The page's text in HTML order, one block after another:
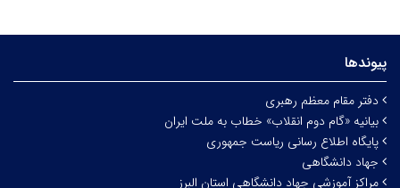
پیوندها
دفتر مقام معظم رهبری
بیانیه «گام دوم انقلاب» خطاب به ملت ایران
پایگاه اطلاع رسانی ریاست جمهوری
جهاد دانشگاهی
مراکز آموزشی جهاد دانشگاهی استان البرز